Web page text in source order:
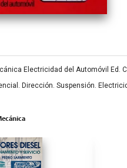
Electricidad del Automóvil Ed.
Dirección. Suspensión.